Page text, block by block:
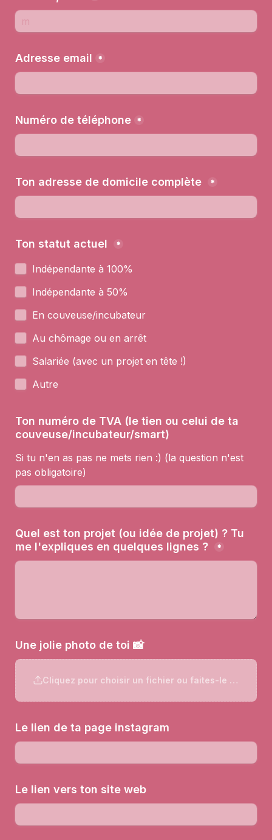
Adresse email *
Numéro de téléphone *
Ton adresse de domicile complète *
Ton statut actuel *
Indépendante à 100%
En couveuse/incubateur
Salariée (avec un projet en tête !)
Ton numéro de TVA (le tien ou celui de ta
couveuse/incubateur/smart)
Si tu n'en as pas ne mets rien :) (la question n'est
pas obligatoire)
Quel est ton projet (ou idée de projet) ? Tu
me l'expliques en quelques lignes ?
*
Une jolie photo de toi 📸
Cliquez pour choisir un fichier ou faites-le glisser ici
Le lien de ta page instagram
Le lien vers ton site web